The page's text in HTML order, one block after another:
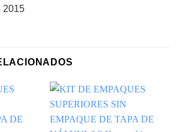
2015